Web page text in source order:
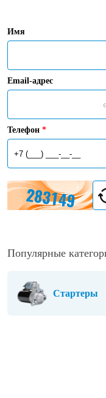
Имя
Email-адрес
Телефон *
Популярные
Стартеры